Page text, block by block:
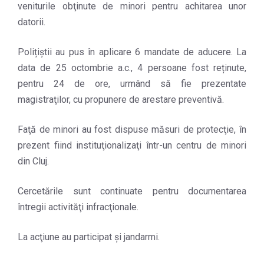
veniturile obţinute de minori pentru achitarea unor
datorii.
Polițiștii au pus în aplicare 6 mandate de aducere. La
data de 25 octombrie a.c., 4 persoane fost reținute,
pentru 24 de ore, urmând să fie prezentate
magistraţilor, cu propunere de arestare preventivă.
Faţă de minori au fost dispuse măsuri de protecţie, în
prezent fiind instituţionalizaţi într-un centru de minori
din Cluj.
Cercetările sunt continuate pentru documentarea
întregii activităţi infracţionale.
La acţiune au participat şi jandarmi.